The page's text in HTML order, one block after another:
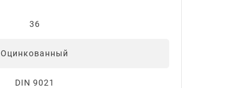
36
Оцинкованный
DIN 9021